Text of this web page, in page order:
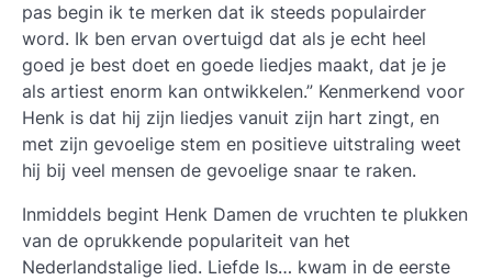
pas begin ik te merken dat ik steeds populairder
word. Ik ben ervan overtuigd dat als je echt heel
goed je best doet en goede liedjes maakt, dat je je
als artiest enorm kan ontwikkelen.” Kenmerkend voor
Henk is dat hij zijn liedjes vanuit zijn hart zingt, en
met zijn gevoelige stem en positieve uitstraling weet
hij bij veel mensen de gevoelige snaar te raken.
Inmiddels begint Henk Damen de vruchten te plukken
van de oprukkende populariteit van het
Nederlandstalige lied. Liefde Is… kwam in de eerste